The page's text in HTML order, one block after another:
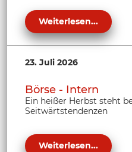
Weiterlesen...
23. Juli 2026
Börse - Intern
Ein heißer Herbst steht
Seitwärtstendenzen
Weiterlesen...